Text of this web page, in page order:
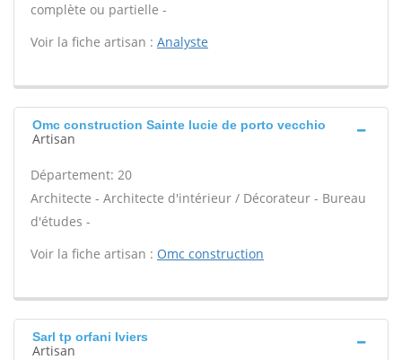
complète ou partielle -
Voir la fiche artisan : Analyste
Omc construction Sainte lucie de porto vecchio
Artisan
Département: 20
Architecte - Architecte d'intérieur / Décorateur - Bureau
d'études -
Voir la fiche artisan : Omc construction
Sarl tp orfani Iviers
Artisan